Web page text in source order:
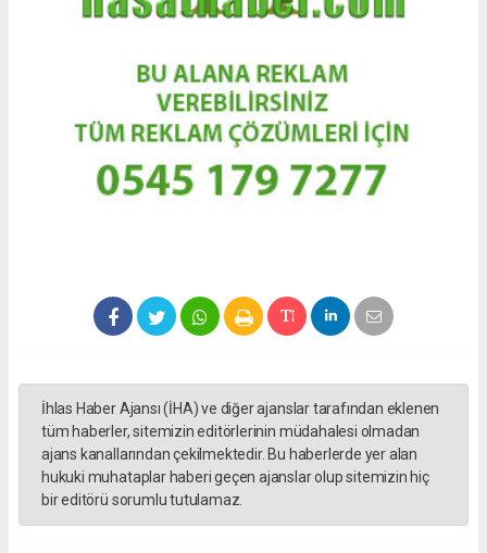
İhlas Haber Ajansı (İHA) ve diğer ajanslar tarafından eklenen
tüm haberler, sitemizin editörlerinin müdahalesi olmadan
ajans kanallarından çekilmektedir. Bu haberlerde yer alan
hukuki muhataplar haberi geçen ajanslar olup sitemizin hiç
bir editörü sorumlu tutulamaz.